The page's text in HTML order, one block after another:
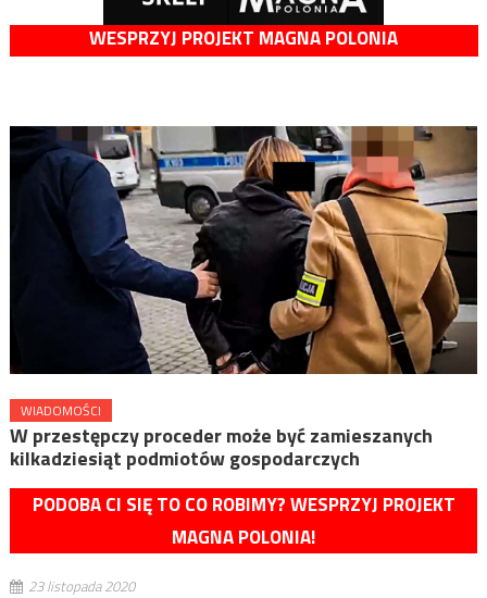
WESPRZYJ PROJEKT MAGNA POLONIA
WIADOMOŚCI
W przestępczy proceder może być zamieszanych
kilkadziesiąt podmiotów gospodarczych
PODOBA CI SIĘ TO CO ROBIMY? WESPRZYJ PROJEKT
MAGNA POLONIA!
23 listopada 2020